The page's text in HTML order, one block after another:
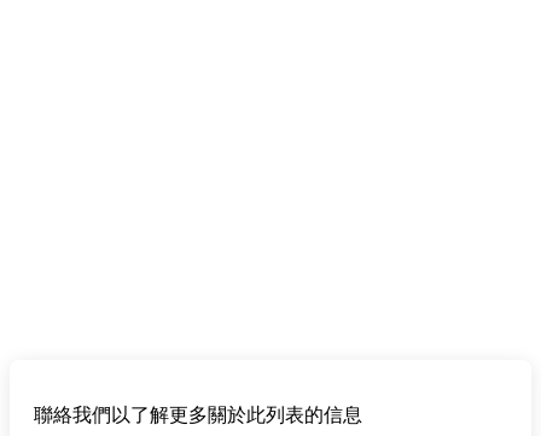
聯絡我們以了解更多關於此列表的信息